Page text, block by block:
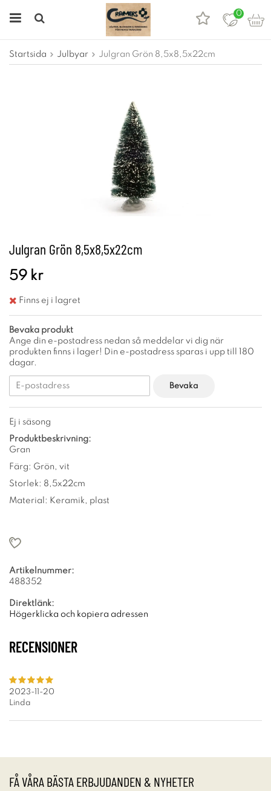
0
Startsida Julbyar Julgran Grön 8,5x8,5x22cm
Julgran Grön 8,5x8,5x22cm
59 kr
Finns ej i lagret
Bevaka produkt
Ange din e-postadress nedan så meddelar vi dig när
produkten finns i lager! Din e-postadress sparas i upp till 180
dagar.
Bevaka
Ej i säsong
Produktbeskrivning:
Gran
Färg: Grön, vit
Storlek: 8,5x22cm
Material: Keramik, plast
Artikelnummer:
488352
Direktlänk:
Högerklicka och kopiera adressen
RECENSIONER
2023-11-20
Linda
FÅ VÅRA BÄSTA ERBJUDANDEN & NYHETER